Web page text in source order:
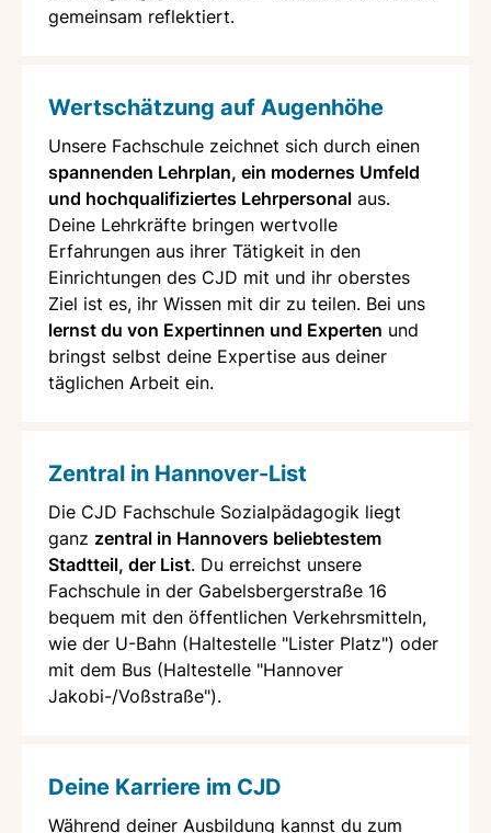
gemeinsam reflektiert.
Wertschätzung auf Augenhöhe
Unsere Fachschule zeichnet sich durch einen
spannenden Lehrplan, ein modernes Umfeld
und hochqualifiziertes Lehrpersonal aus.
Deine Lehrkräfte bringen wertvolle
Erfahrungen aus ihrer Tätigkeit in den
Einrichtungen des CJD mit und ihr oberstes
Ziel ist es, ihr Wissen mit dir zu teilen. Bei uns
lernst du von Expertinnen und Experten und
bringst selbst deine Expertise aus deiner
täglichen Arbeit ein.
Zentral in Hannover-List
Die CJD Fachschule Sozialpädagogik liegt
ganz zentral in Hannovers beliebtestem
Stadtteil, der List. Du erreichst unsere
Fachschule in der Gabelsbergerstraße 16
bequem mit den öffentlichen Verkehrsmitteln,
wie der U-Bahn (Haltestelle "Lister Platz") oder
mit dem Bus (Haltestelle "Hannover
Jakobi-/Voßstraße").
Deine Karriere im CJD
Während deiner Ausbildung kannst du zum